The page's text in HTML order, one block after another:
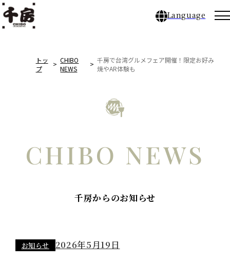
千房のこだわり
店舗一覧／店舗予約
CHIBO NEWS
Language
トッ
プ
CHIBO
NEWS
千房で台湾グルメフェア開催！限定お好み
焼やAR体験も
CHIBO NEWS
千房からのお知らせ
お知らせ 2026年5月19日